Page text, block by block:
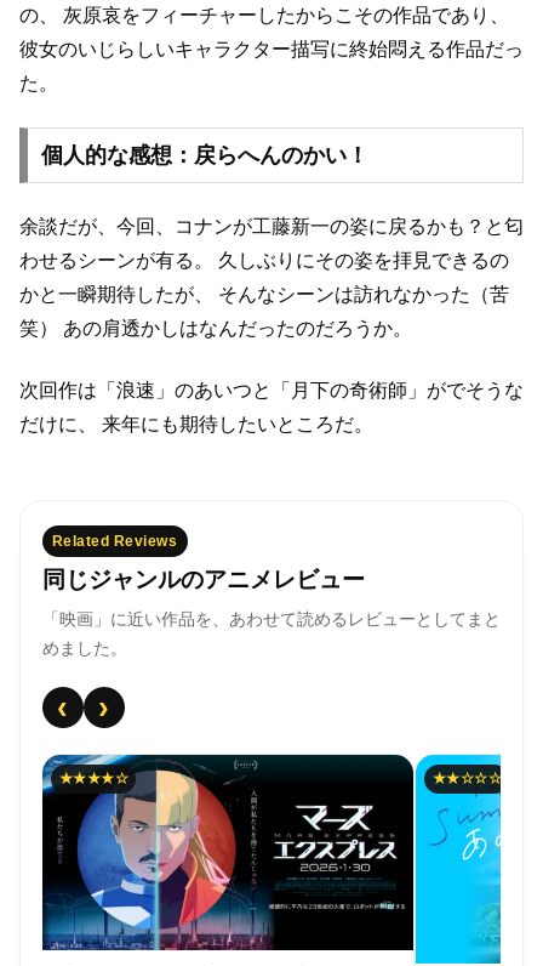
の、
灰原哀をフィーチャーしたからこその作品であり、
彼女のいじらしいキャラクター描写に終始悶える作品だっ
た。
個人的な感想：戻らへんのかい！
余談だが、今回、コナンが工藤新一の姿に戻るかも？と匂
わせるシーンが有る。
久しぶりにその姿を拝見できるの
かと一瞬期待したが、
そんなシーンは訪れなかった（苦
笑）
あの肩透かしはなんだったのだろうか。
次回作は「浪速」のあいつと「月下の奇術師」がでそうな
だけに、
来年にも期待したいところだ。
Related Reviews
同じジャンルのアニメレビュー
「映画」に近い作品を、あわせて読めるレビューとしてまと
めました。
‹ ›
★★★★☆ ★★☆☆☆